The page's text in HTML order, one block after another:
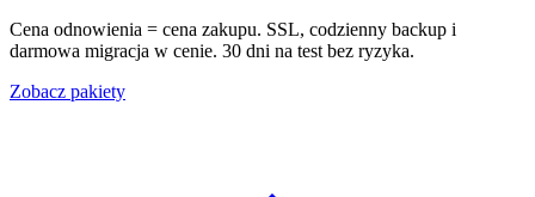
Cena odnowienia = cena zakupu. SSL, codzienny backup i
darmowa migracja w cenie. 30 dni na test bez ryzyka.
Zobacz pakiety